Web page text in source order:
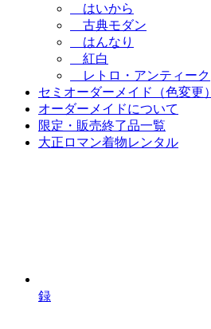
はいから
古典モダン
はんなり
紅白
レトロ・アンティーク
セミオーダーメイド（色変更）
オーダーメイドについて
限定・販売終了品一覧
大正ロマン着物レンタル
録